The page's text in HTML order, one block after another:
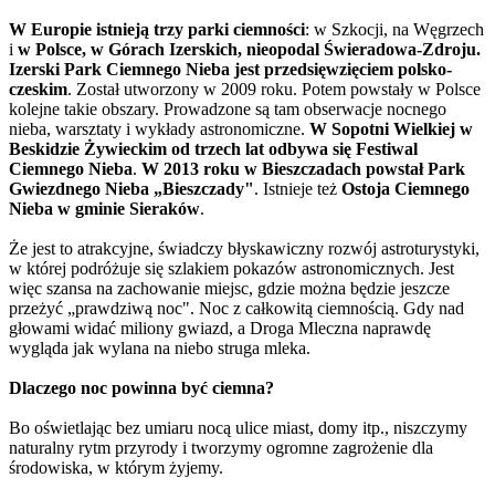
W Europie istnieją trzy parki ciemności: w Szkocji, na Węgrzech
i w Polsce, w Górach Izerskich, nieopodal Świeradowa-Zdroju.
Izerski Park Ciemnego Nieba jest przedsięwzięciem polsko-
czeskim. Został utworzony w 2009 roku. Potem powstały w Polsce
kolejne takie obszary. Prowadzone są tam obserwacje nocnego
nieba, warsztaty i wykłady astronomiczne. W Sopotni Wielkiej w
Beskidzie Żywieckim od trzech lat odbywa się Festiwal
Ciemnego Nieba. W 2013 roku w Bieszczadach powstał Park
Gwiezdnego Nieba „Bieszczady". Istnieje też Ostoja Ciemnego
Nieba w gminie Sieraków.
Że jest to atrakcyjne, świadczy błyskawiczny rozwój astroturystyki,
w której podróżuje się szlakiem pokazów astronomicznych. Jest
więc szansa na zachowanie miejsc, gdzie można będzie jeszcze
przeżyć „prawdziwą noc". Noc z całkowitą ciemnością. Gdy nad
głowami widać miliony gwiazd, a Droga Mleczna naprawdę
wygląda jak wylana na niebo struga mleka.
Dlaczego noc powinna być ciemna?
Bo oświetlając bez umiaru nocą ulice miast, domy itp., niszczymy
naturalny rytm przyrody i tworzymy ogromne zagrożenie dla
środowiska, w którym żyjemy.